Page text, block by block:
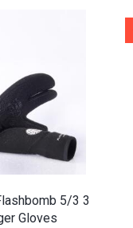
5/3 3
Gloves